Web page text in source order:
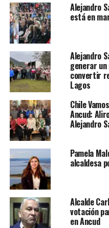
Alejandro
está en
Alejandro
generar
convertir
Lagos
Chile
Ancud:
Alejandro
Pamela
alcaldesa
Alcalde
votación
en Ancud